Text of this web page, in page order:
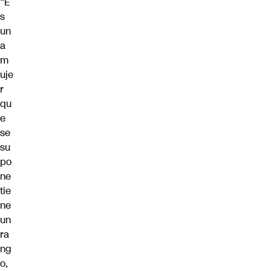
s
un
a
m
uje
r
qu
e
se
su
po
ne
tie
ne
un
ra
ng
o,